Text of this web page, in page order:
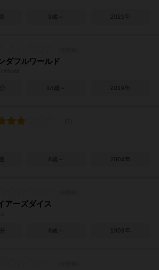
9歳～ 2021年
ダフルワールド
14歳～ 2019年
8歳～ 2004年
アーズダイス
8歳～ 1993年